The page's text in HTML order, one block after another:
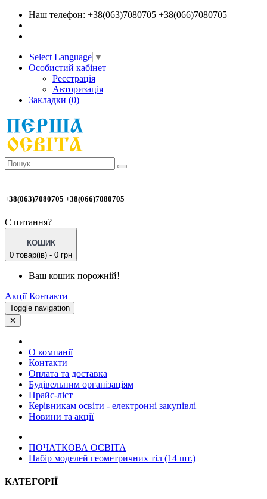
Наш телефон: +38(063)7080705 +38(066)7080705
Select Language ▼
Особистий кабінет
Реєстрація
Авторизація
Закладки (0)
+38(063)7080705 +38(066)7080705
Є питання?
КОШИК
0 товар(ів) - 0 грн
Ваш кошик порожній!
Акції Контакти
Toggle navigation
✕
О компанії
Контакти
Оплата та доставка
Будівельним організаціям
Прайс-ліст
Керівникам освіти - електронні закупівлі
Новини та акції
ПОЧАТКОВА ОСВIТА
Набір моделей геометричних тіл (14 шт.)
КАТЕГОРІЇ